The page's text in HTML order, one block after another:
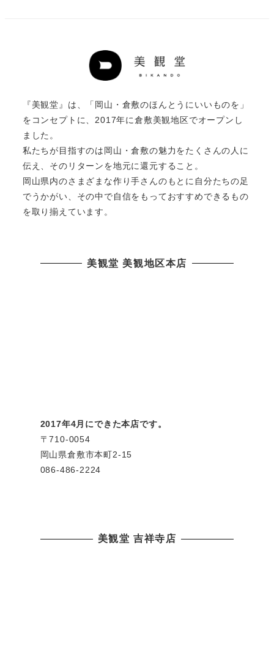
『美観堂』は、「岡山・倉敷のほんとうにいいものを」
をコンセプトに、2017年に倉敷美観地区でオープンし
ました。
私たちが目指すのは岡山・倉敷の魅力をたくさんの人に
伝え、そのリターンを地元に還元すること。
岡山県内のさまざまな作り手さんのもとに自分たちの足
でうかがい、その中で自信をもっておすすめできるもの
を取り揃えています。
美観堂 美観地区本店
2017年4月にできた本店です。
〒710-0054
岡山県倉敷市本町2-15
086-486-2224
美観堂 吉祥寺店